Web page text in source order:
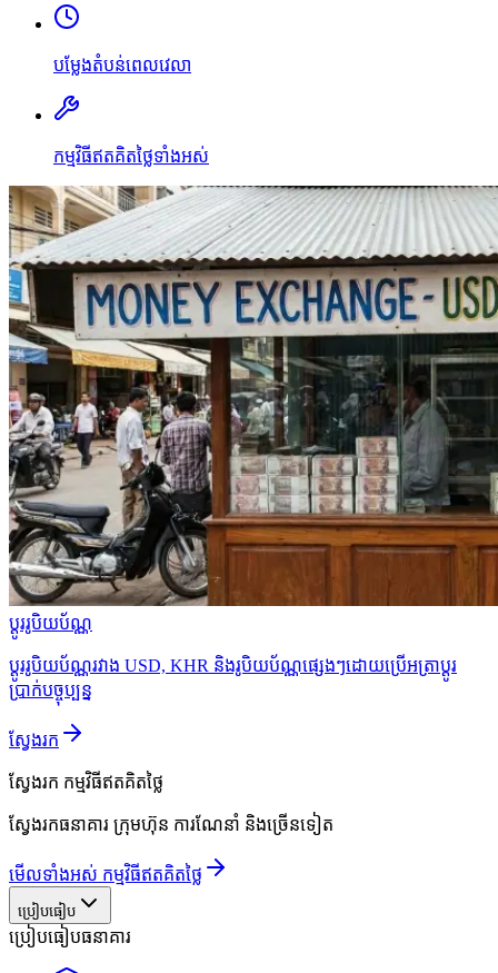
បម្លែងតំបន់ពេលវេលា
កម្មវិធីឥតគិតថ្លៃទាំងអស់
ប្ដូររូបិយប័ណ្ណ
ប្ដូររូបិយប័ណ្ណរវាង USD, KHR និងរូបិយប័ណ្ណផ្សេងៗដោយប្រើអត្រាប្ដូរ
ប្រាក់បច្ចុប្បន្ន
ស្វែងរក
ស្វែងរក កម្មវិធីឥតគិតថ្លៃ
ស្វែងរកធនាគារ ក្រុមហ៊ុន ការណែនាំ និងច្រើនទៀត
មើលទាំងអស់ កម្មវិធីឥតគិតថ្លៃ
ប្រៀបធៀប
ប្រៀបធៀបធនាគារ